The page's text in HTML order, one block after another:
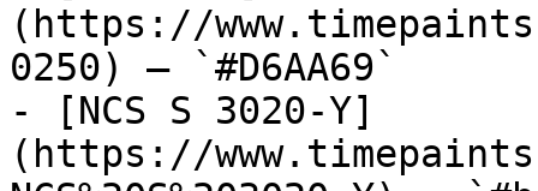
(https://
0250) — `#D6AA69`
- [NCS S 3020-Y]
(https://